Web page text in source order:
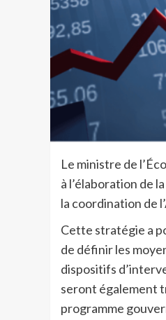
Le ministre de
à l’élaboration de
la coordination de
Cette stratégie a
de définir les
dispositifs
seront également
programme